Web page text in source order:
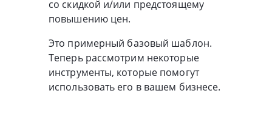
со скидкой и/или предстоящему
повышению цен.
Это примерный базовый шаблон.
Теперь рассмотрим некоторые
инструменты, которые помогут
использовать его в вашем бизнесе.